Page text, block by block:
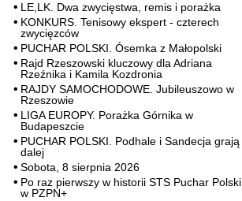
LE,LK. Dwa zwycięstwa, remis i porażka
KONKURS. Tenisowy ekspert - czterech
zwycięzców
PUCHAR POLSKI. Ósemka z Małopolski
Rajd Rzeszowski kluczowy dla Adriana
Rzeźnika i Kamila Kozdronia
RAJDY SAMOCHODOWE. Jubileuszowo w
Rzeszowie
LIGA EUROPY. Porażka Górnika w
Budapeszcie
PUCHAR POLSKI. Podhale i Sandecja grają
dalej
Sobota, 8 sierpnia 2026
Po raz pierwszy w historii STS Puchar Polski
w PZPN+